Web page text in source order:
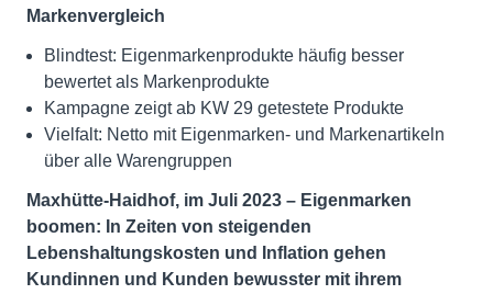
Markenvergleich
Blindtest: Eigenmarkenprodukte häufig besser
bewertet als Markenprodukte
Kampagne zeigt ab KW 29 getestete Produkte
Vielfalt: Netto mit Eigenmarken- und Markenartikeln
über alle Warengruppen
Maxhütte-Haidhof, im Juli 2023 – Eigenmarken
boomen: In Zeiten von steigenden
Lebenshaltungskosten und Inflation gehen
Kundinnen und Kunden bewusster mit ihrem